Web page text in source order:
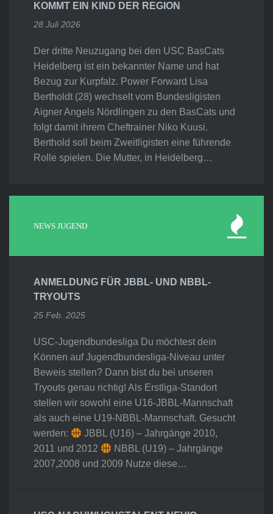
KOMMT EIN KIND DER REGION
28 Juli 2026
Der dritte Neuzugang bei den USC BasCats
Heidelberg ist ein bekannter Name und hat
Bezug zur Kurpfalz. Power Forward Lisa
Bertholdt (28) wechselt vom Bundesligisten
Aigner Angels Nördlingen zu den BasCats und
folgt damit ihrem Cheftrainer Niko Kuusi.
Berthold soll beim Zweitligisten eine führende
Rolle spielen. Die Mutter, in Heidelberg…
NEWS JUGEND
ANMELDUNG FÜR JBBL- UND NBBL-
TRYOUTS
25 Feb. 2025
USC-Jugendbundesliga Du möchtest dein
Können auf Jugendbundesliga-Niveau unter
Beweis stellen? Dann bist du bei unseren
Tryouts genau richtig! Als Erstliga-Standort
stellen wir sowohl eine U16-JBBL-Mannschaft
als auch eine U19-NBBL-Mannschaft. Gesucht
werden:
JBBL (U16) – Jahrgänge 2010,
2011 und 2012
NBBL (U19) – Jahrgänge
2007,2008 und 2009 Nutze diese…